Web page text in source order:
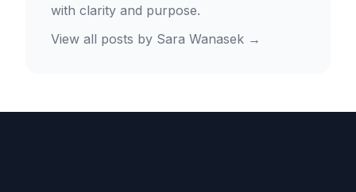
with clarity and purpose.
View all posts by Sara Wanasek →